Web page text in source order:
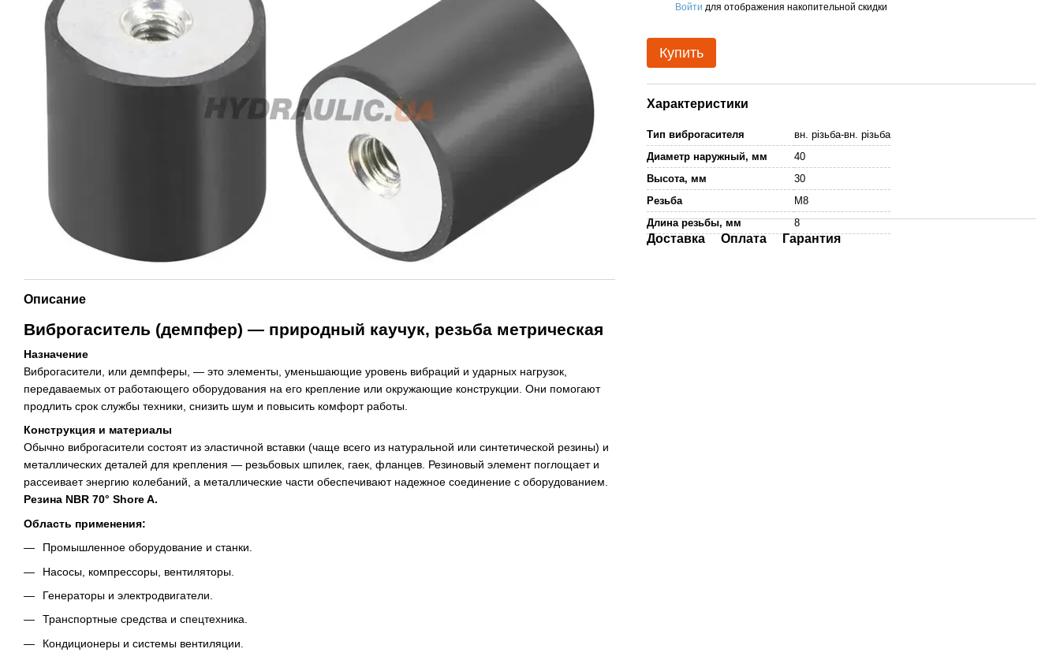
Описание
Виброгаситель (демпфер) — природный каучук, резьба метрическая
Назначение
Виброгасители, или демпферы, — это элементы, уменьшающие уровень вибраций и ударных нагрузок,
передаваемых от работающего оборудования на его крепление или окружающие конструкции. Они помогают
продлить срок службы техники, снизить шум и повысить комфорт работы.
Конструкция и материалы
Обычно виброгасители состоят из эластичной вставки (чаще всего из натуральной или синтетической резины) и
металлических деталей для крепления — резьбовых шпилек, гаек, фланцев. Резиновый элемент поглощает и
рассеивает энергию колебаний, а металлические части обеспечивают надежное соединение с оборудованием.
Резина NBR 70° Shore A.
Область применения:
Промышленное оборудование и станки.
Насосы, компрессоры, вентиляторы.
Генераторы и электродвигатели.
Транспортные средства и спецтехника.
Кондиционеры и системы вентиляции.
Войти для отображения накопительной скидки
Купить
Характеристики
Тип виброгасителя
вн. різьба-вн. різьба
Диаметр наружный, мм
40
Высота, мм
30
Резьба
M8
Длина резьбы, мм
8
Доставка Оплата Гарантия